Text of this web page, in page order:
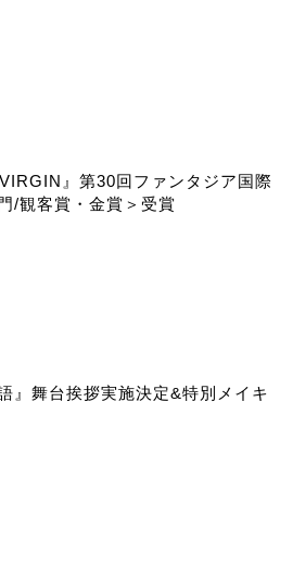
』第30回ファンタジア国際
/観客賞・金賞＞受賞
』舞台挨拶実施決定&特別メイキ